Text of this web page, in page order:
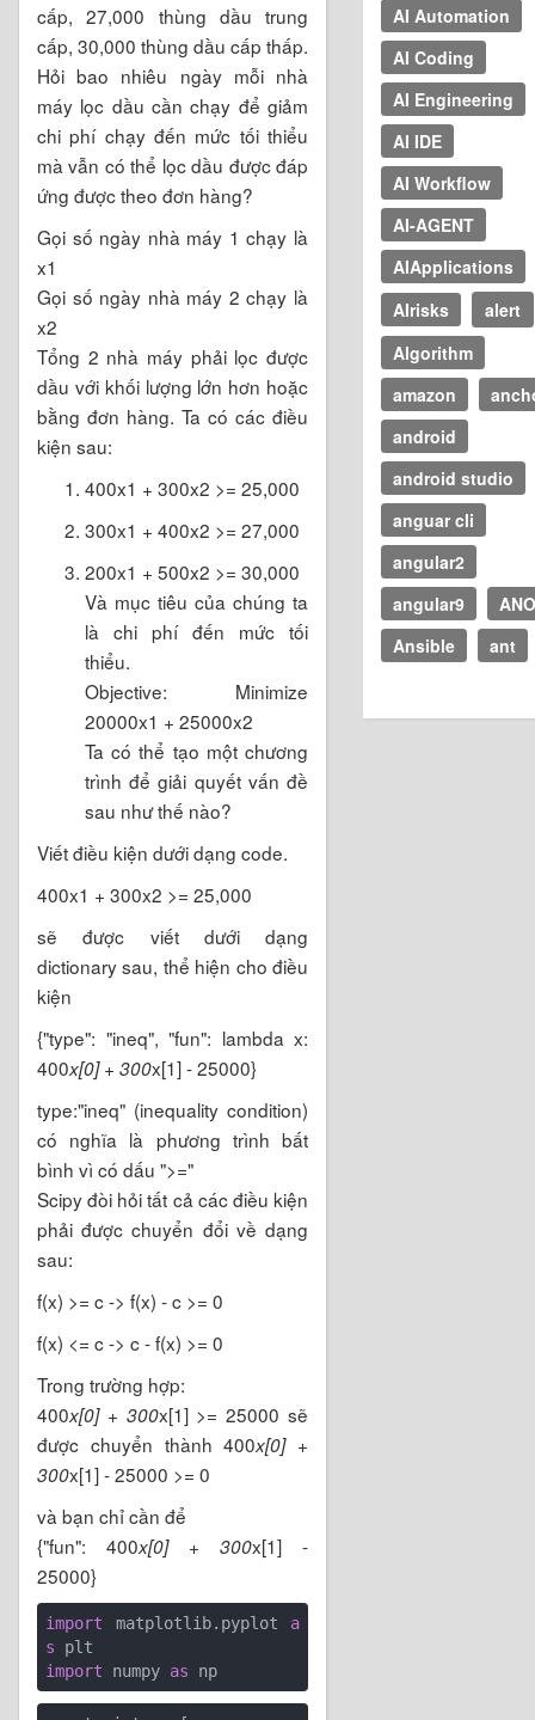
cấp, 27,000 thùng dầu trung
cấp, 30,000 thùng dầu cấp thấp.
Hỏi bao nhiêu ngày mỗi nhà
máy lọc dầu cần chạy để giảm
chi phí chạy đến mức tối thiểu
mà vẫn có thể lọc dầu được đáp
ứng được theo đơn hàng?
Gọi số ngày nhà máy 1 chạy là
x1
Gọi số ngày nhà máy 2 chạy là
x2
Tổng 2 nhà máy phải lọc được
dầu với khối lượng lớn hơn hoặc
bằng đơn hàng. Ta có các điều
kiện sau:
400x1 + 300x2 >= 25,000
300x1 + 400x2 >= 27,000
200x1 + 500x2 >= 30,000
Và mục tiêu của chúng ta
là chi phí đến mức tối
thiểu.
Objective: Minimize
20000x1 + 25000x2
Ta có thể tạo một chương
trình để giải quyết vấn đề
sau như thế nào?
Viết điều kiện dưới dạng code.
400x1 + 300x2 >= 25,000
sẽ được viết dưới dạng
dictionary sau, thể hiện cho điều
kiện
{"type": "ineq", "fun": lambda x:
400x[0] + 300x[1] - 25000}
type:"ineq" (inequality condition)
có nghĩa là phương trình bất
bình vì có dấu ">="
Scipy đòi hỏi tất cả các điều kiện
phải được chuyển đổi về dạng
sau:
f(x) >= c -> f(x) - c >= 0
f(x) <= c -> c - f(x) >= 0
Trong trường hợp:
400x[0] + 300x[1] >= 25000 sẽ
được chuyển thành 400x[0] +
300x[1] - 25000 >= 0
và bạn chỉ cần để
{"fun": 400x[0] + 300x[1] -
25000}
import matplotlib.pyplot a
s
import numpy as
AI Automation
AI Coding
AI Engineering
AI IDE
AI Workflow
AI-AGENT
AIApplications
AIrisks
alert
Algorithm
amazon
android
android studio
anguar cli
angular2
angular9
Ansible
ant